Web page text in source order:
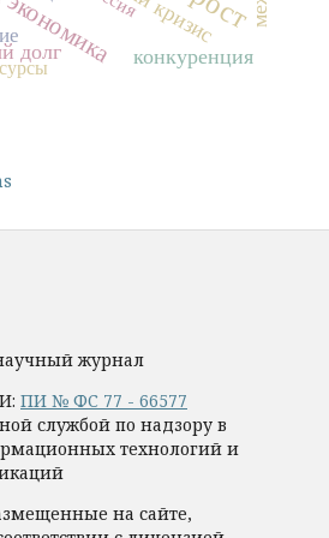
долг конкуренция
журнал
ПИ № ФС 77 - 66577
службой по надзору в
технологий и
на сайте,